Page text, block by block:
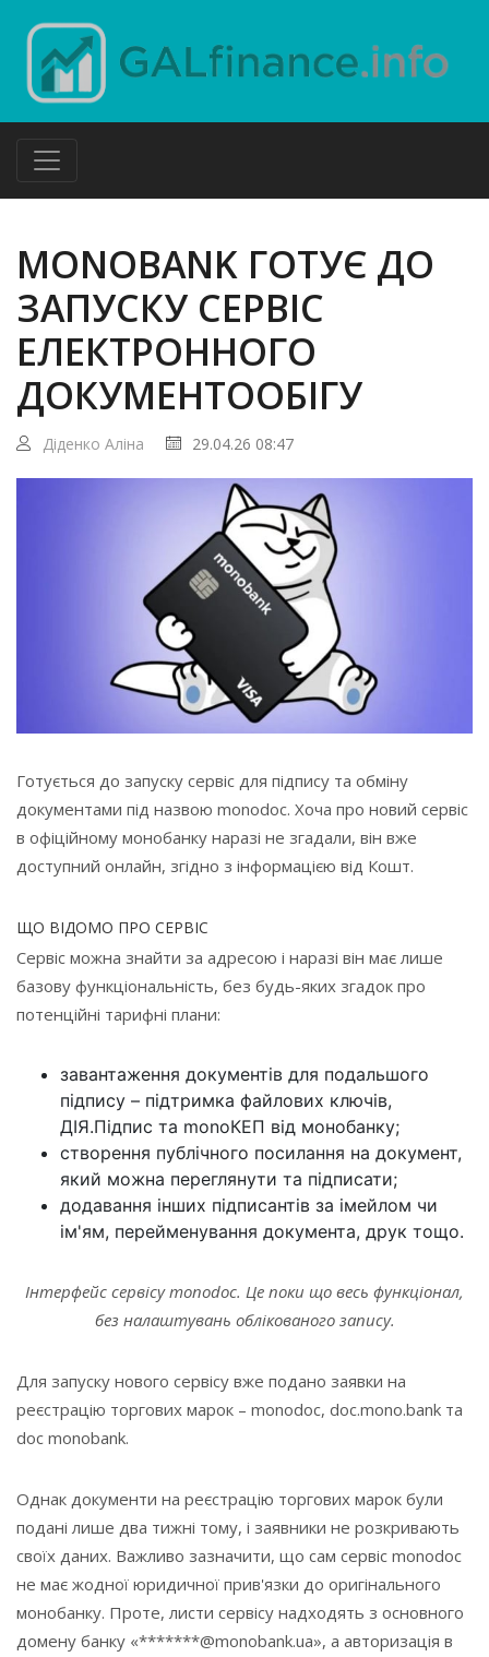
MONOBANK ГОТУЄ ДО
ЗАПУСКУ СЕРВІС
ЕЛЕКТРОННОГО
ДОКУМЕНТООБІГУ
Діденко Аліна 29.04.26 08:47
Готується до запуску сервіс для підпису та обміну
документами під назвою monodoc. Хоча про новий сервіс
в офіційному монобанку наразі не згадали, він вже
доступний онлайн, згідно з інформацією від Кошт.
ЩО ВІДОМО ПРО СЕРВІС
Сервіс можна знайти за адресою і наразі він має лише
базову функціональність, без будь-яких згадок про
потенційні тарифні плани:
завантаження документів для подальшого
підпису – підтримка файлових ключів,
ДІЯ.Підпис та monoКЕП від монобанку;
створення публічного посилання на документ,
який можна переглянути та підписати;
додавання інших підписантів за імейлом чи
ім'ям, перейменування документа, друк тощо.
Інтерфейс сервісу monodoc. Це поки що весь функціонал,
без налаштувань облікованого запису.
Для запуску нового сервісу вже подано заявки на
реєстрацію торгових марок – monodoc, doc.mono.bank та
doc monobank.
Однак документи на реєстрацію торгових марок були
подані лише два тижні тому, і заявники не розкривають
своїх даних. Важливо зазначити, що сам сервіс monodoc
не має жодної юридичної прив'язки до оригінального
монобанку. Проте, листи сервісу надходять з основного
домену банку «*******@monobank.ua», а авторизація в